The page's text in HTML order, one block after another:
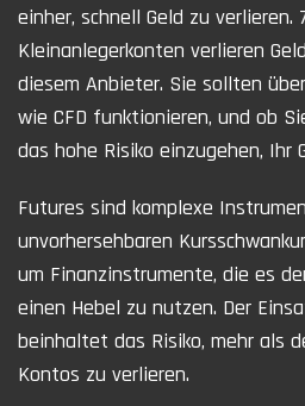
einher, schnell Geld zu verlieren.
Kleinanlegerkonten verlieren
diesem Anbieter. Sie sollten
wie CFD funktionieren, und ob
das hohe Risiko einzugehen, Ihr
Futures sind komplexe
unvorhersehbaren
um Finanzinstrumente, die es
einen Hebel zu nutzen. Der
beinhaltet das Risiko, mehr als
Kontos zu verlieren.